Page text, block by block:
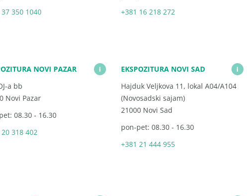
350 1040
+381 16 218 272
NOVI PAZAR
a bb
Novi Pazar
08.30 - 16.30
318 402
i
EKSPOZITURA NOVI SAD
Hajduk Veljkova 11, lokal A04/A104
(Novosadski sajam)
21000 Novi Sad
pon-pet: 08.30 - 16.30
+381 21 444 955
i